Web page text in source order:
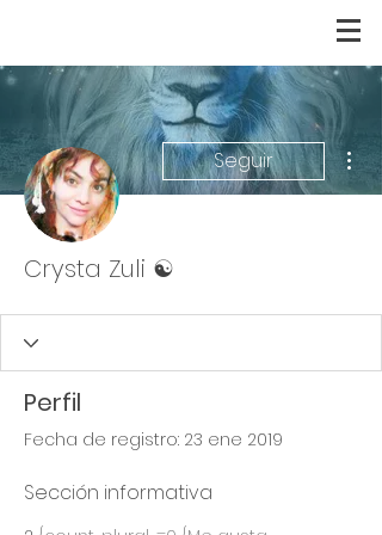
Seguir
Crysta Zuli ☯️
Perfil
Fecha de registro: 23 ene 2019
Sección informativa